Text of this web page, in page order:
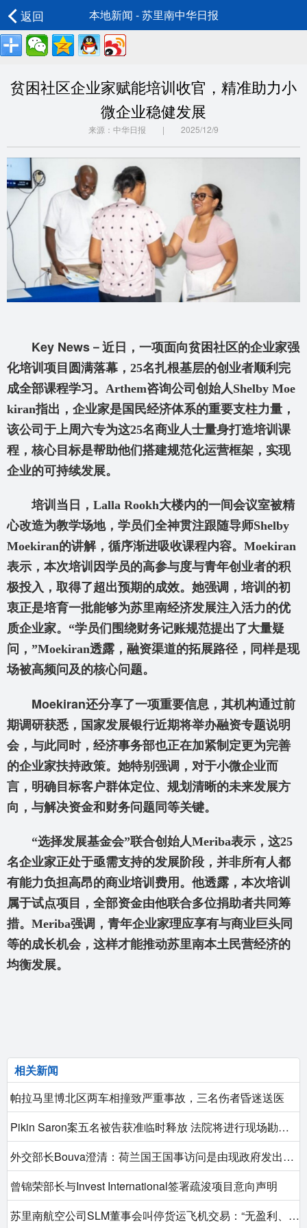
返回 本地新闻 - 苏里南中华日报
贫困社区企业家赋能培训收官，精准助力小
微企业稳健发展
来源：中华日报 | 2025/12/9
Key News －近日，一项面向贫困社区的企业家强
化培训项目圆满落幕，25名扎根基层的创业者顺利完
成全部课程学习。Arthem咨询公司创始人Shelby Moe
kiran指出，企业家是国民经济体系的重要支柱力量，
该公司于上周六专为这25名商业人士量身打造培训课
程，核心目标是帮助他们搭建规范化运营框架，实现
企业的可持续发展。
培训当日，Lalla Rookh大楼内的一间会议室被精
心改造为教学场地，学员们全神贯注跟随导师Shelby
Moekiran的讲解，循序渐进吸收课程内容。Moekiran
表示，本次培训因学员的高参与度与青年创业者的积
极投入，取得了超出预期的成效。她强调，培训的初
衷正是培育一批能够为苏里南经济发展注入活力的优
质企业家。“学员们围绕财务记账规范提出了大量疑
问，”Moekiran透露，融资渠道的拓展路径，同样是现
场被高频问及的核心问题。
Moekiran还分享了一项重要信息，其机构通过前
期调研获悉，国家发展银行近期将举办融资专题说明
会，与此同时，经济事务部也正在加紧制定更为完善
的企业家扶持政策。她特别强调，对于小微企业而
言，明确目标客户群体定位、规划清晰的未来发展方
向，与解决资金和财务问题同等关键。
“选择发展基金会”联合创始人Meriba表示，这25
名企业家正处于亟需支持的发展阶段，并非所有人都
有能力负担高昂的商业培训费用。他透露，本次培训
属于试点项目，全部资金由他联合多位捐助者共同筹
措。Meriba强调，青年企业家理应享有与商业巨头同
等的成长机会，这样才能推动苏里南本土民营经济的
均衡发展。
相关新闻
帕拉马里博北区两车相撞致严重事故，三名伤者昏迷送医
Pikin Saron案五名被告获准临时释放 法院将进行现场勘查以深入审理
外交部长Bouva澄清：荷兰国王国事访问是由现政府发出邀请的
曾锦荣部长与Invest International签署疏浚项目意向声明
苏里南航空公司SLM董事会叫停货运飞机交易：“无盈利、无保障，故不冒险”